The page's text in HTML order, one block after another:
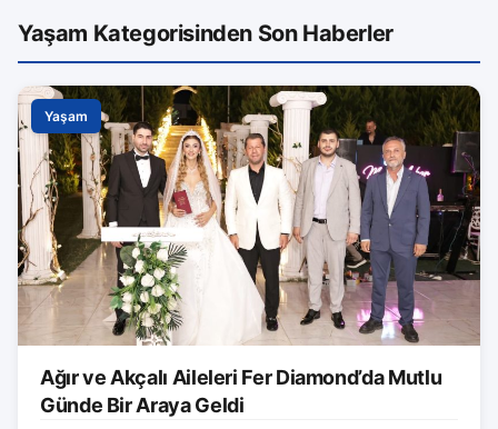
Yaşam Kategorisinden Son Haberler
Yaşam
Ağır ve Akçalı Aileleri Fer Diamond’da Mutlu
Günde Bir Araya Geldi